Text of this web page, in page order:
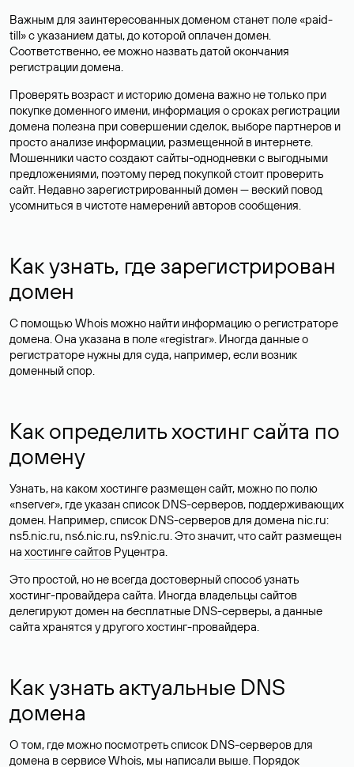
Важным для заинтересованных доменом станет поле «paid-
till» с указанием даты, до которой оплачен домен.
Соответственно, ее можно назвать датой окончания
регистрации домена.
Проверять возраст и историю домена важно не только при
покупке доменного имени, информация о сроках регистрации
домена полезна при совершении сделок, выборе партнеров и
просто анализе информации, размещенной в интернете.
Мошенники часто создают сайты-однодневки с выгодными
предложениями, поэтому перед покупкой стоит проверить
сайт. Недавно зарегистрированный домен — веский повод
усомниться в чистоте намерений авторов сообщения.
Как узнать, где зарегистрирован
домен
С помощью Whois можно найти информацию о регистраторе
домена. Она указана в поле «registrar». Иногда данные о
регистраторе нужны для суда, например, если возник
доменный спор.
Как определить хостинг сайта по
домену
Узнать, на каком хостинге размещен сайт, можно по полю
«nserver», где указан список DNS-серверов, поддерживающих
домен. Например, список DNS-серверов для домена nic.ru:
ns5.nic.ru, ns6.nic.ru, ns9.nic.ru. Это значит, что сайт размещен
на хостинге сайтов Руцентра.
Это простой, но не всегда достоверный способ узнать
хостинг-провайдера сайта. Иногда владельцы сайтов
делегируют домен на бесплатные DNS-серверы, а данные
сайта хранятся у другого хостинг-провайдера.
Как узнать актуальные DNS
домена
О том, где можно посмотреть список DNS-серверов для
домена в сервисе Whois, мы написали выше. Порядок